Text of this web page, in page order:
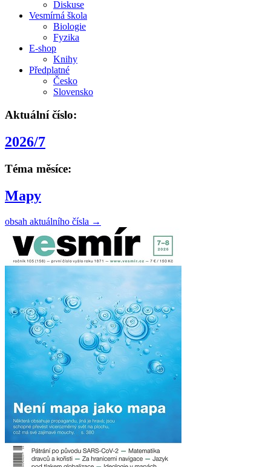
Diskuse
Vesmírná škola
Biologie
Fyzika
E-shop
Knihy
Předplatné
Česko
Slovensko
Aktuální číslo:
2026/7
Téma měsíce:
Mapy
obsah aktuálního čísla →